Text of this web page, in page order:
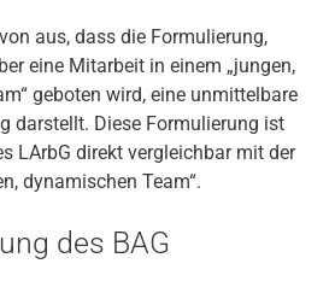
aus, dass die Formulierung,
eine Mitarbeit in einem „jungen,
geboten wird, eine unmittelbare
darstellt. Diese Formulierung ist
LArbG direkt vergleichbar mit der
dynamischen Team“.
des BAG